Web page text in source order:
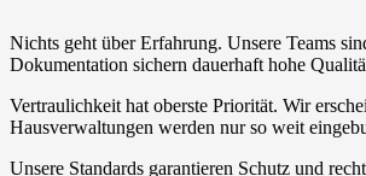
Nichts geht über Erfahrung. Unsere Teams
Dokumentation sichern dauerhaft hohe
Vertraulichkeit hat oberste Priorität. Wir
Hausverwaltungen werden nur so weit
Unsere Standards garantieren Schutz und